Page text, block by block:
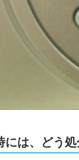
には、どう